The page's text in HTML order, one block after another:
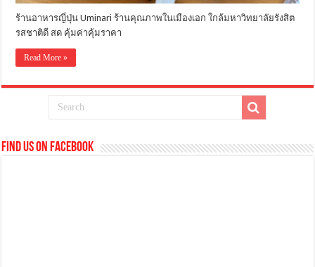
ร้านอาหารญี่ปุ่น Uminari ร้านคุณภาพในเมืองเอก ใกล้มหาวิทยาลัยรังสิต
รสชาติดี สด คุ้มค่าคุ้มราคา
Read More »
Find us on Facebook